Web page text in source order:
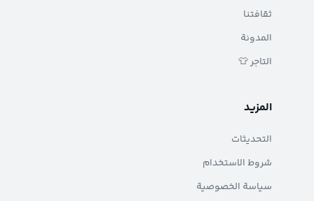
ثقافتنا
المدونة
التاجر 👕
المزيد
التحديثات
شروط الاستخدام
سياسة الخصوصية